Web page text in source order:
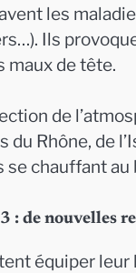
les
Ils
maux de tête.
de
du Rhône, de
se chauffant
de nouvelles
équiper